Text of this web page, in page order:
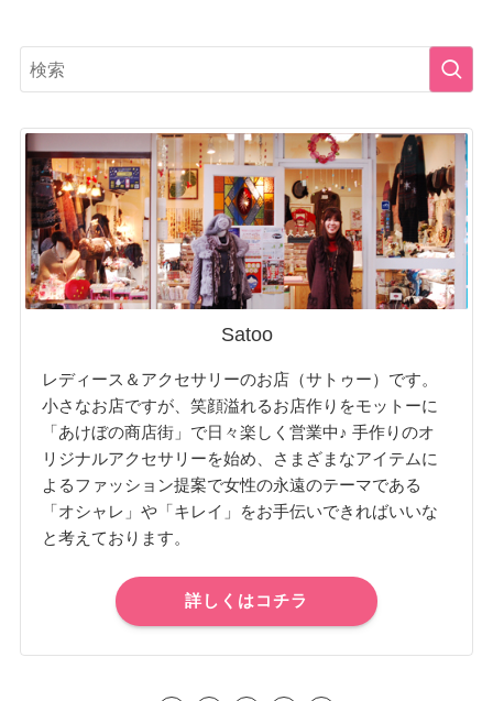
Satoo
レディース＆アクセサリーのお店（サトゥー）です。
小さなお店ですが、笑顔溢れるお店作りをモットーに
「あけぼの商店街」で日々楽しく営業中♪ 手作りのオ
リジナルアクセサリーを始め、さまざまなアイテムに
よるファッション提案で女性の永遠のテーマである
「オシャレ」や「キレイ」をお手伝いできればいいな
と考えております。
詳しくはコチラ